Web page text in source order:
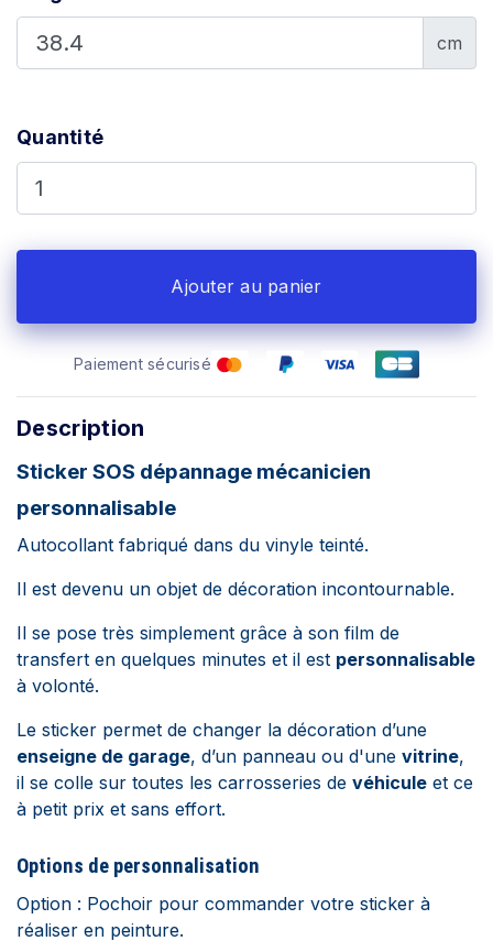
cm
Quantité
Ajouter au panier
Paiement sécurisé
Description
Sticker SOS dépannage mécanicien
personnalisable
Autocollant fabriqué dans du vinyle teinté.
Il est devenu un objet de décoration incontournable.
Il se pose très simplement grâce à son film de
transfert en quelques minutes et il est personnalisable
à volonté.
Le sticker permet de changer la décoration d’une
enseigne de garage, d’un panneau ou d'une vitrine,
il se colle sur toutes les carrosseries de véhicule et ce
à petit prix et sans effort.
Options de personnalisation
Option : Pochoir pour commander votre sticker à
réaliser en peinture.